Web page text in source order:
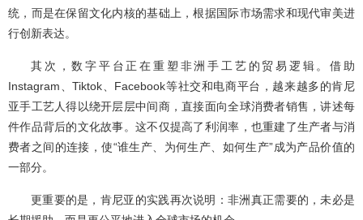
统，而是在保留文化内核的基础上，根据国际市场需求和现代审美进
行创新表达。
其次，数字平台正在重塑非洲手工艺的贸易逻辑。借助
Instagram、Tiktok、Facebook等社交和电商平台，越来越多的肯尼
亚手工艺人得以绕开层层中间商，直接面向全球消费者销售，讲述每
件作品背后的文化故事。这不仅提高了利润率，也重建了生产者与消
费者之间的连接，使“谁生产、为何生产、如何生产”成为产品价值的
一部分。
更重要的是，肯尼亚的实践再次说明：非洲真正需要的，未必是